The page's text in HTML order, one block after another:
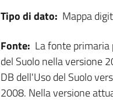
Tipo di dato: Mappa
Fonte: La fonte primaria
del Suolo nella versione
DB dell'Uso del Suolo
2008. Nella versione